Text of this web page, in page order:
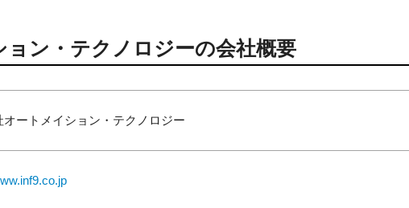
ン・テクノロジーの会社概要
オートメイション・テクノロジー